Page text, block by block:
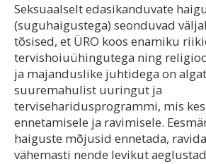
Seksuaalselt edasikanduvate
(suguhaigustega) seonduvad
tõsised, et ÜRO koos enamiku
tervishoiuühingutega ning
ja majanduslike juhtidega on
suuremahulist uuringut ja
terviseharidusprogrammi, mis
ennetamisele ja ravimisele.
haiguste mõjusid ennetada,
vähemasti nende levikut